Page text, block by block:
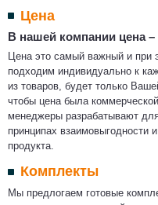
Цена
В нашей компании цена –
Цена это самый важный и при
подходим индивидуально к
из товаров, будет только
чтобы цена была
менеджеры разрабатывают
принципах взаимовыгодности
продукта.
Комплекты
Мы предлогаем готовые